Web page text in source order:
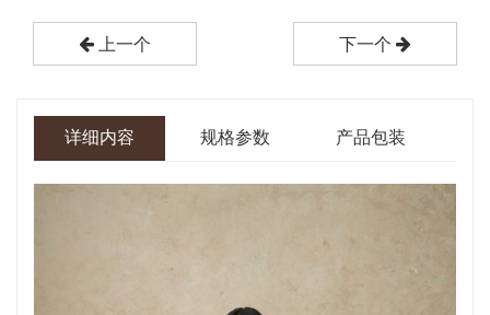
上一个 下一个
详细内容 规格参数 产品包装